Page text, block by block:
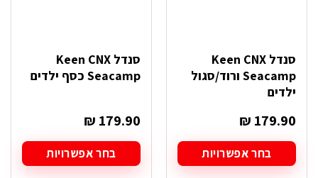
סנדל Keen CNX
Seacamp ורוד/סגול
ילדים
₪ 179.90
בחר אפשרויות
סנדל Keen CNX
Seacamp כסף ילדים
₪ 179.90
בחר אפשרויות